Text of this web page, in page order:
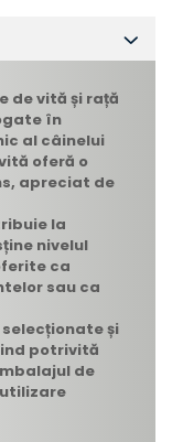
de vită și rață
în
al câinelui
oferă o
apreciat de
la
nivelul
ca
sau ca
și
potrivită
de